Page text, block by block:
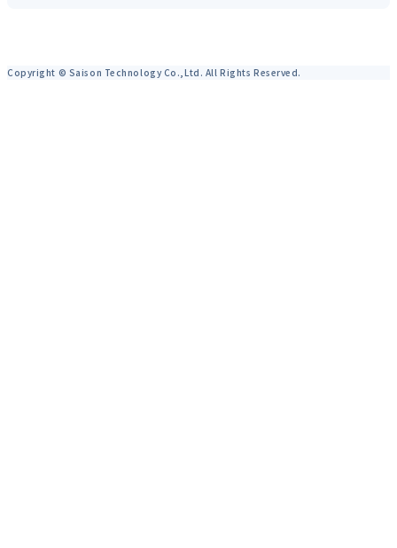
Copyright © Saison Technology Co.,Ltd. All Rights Reserved.